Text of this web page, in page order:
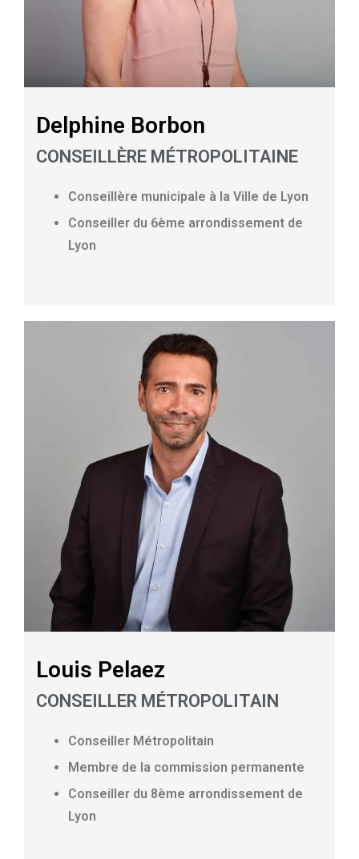
Delphine Borbon
CONSEILLÈRE MÉTROPOLITAINE
Conseillère municipale à la Ville de Lyon
Conseiller du 6ème arrondissement de
Lyon
Louis Pelaez
CONSEILLER MÉTROPOLITAIN
Conseiller Métropolitain
Membre de la commission permanente
Conseiller du 8ème arrondissement de
Lyon